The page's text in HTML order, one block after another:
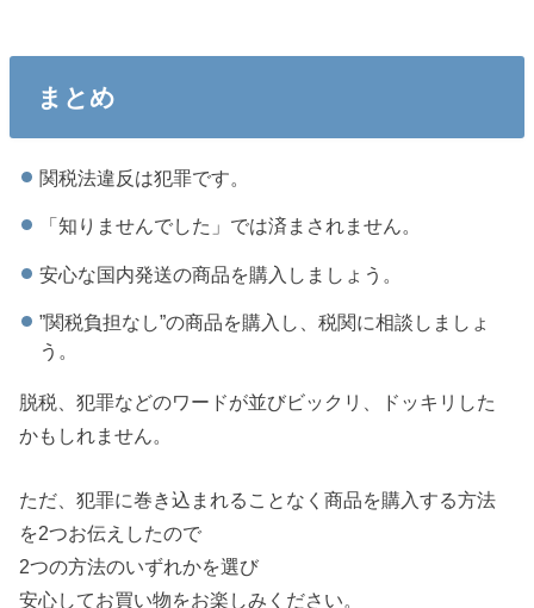
まとめ
関税法違反は犯罪です。
「知りませんでした」では済まされません。
安心な国内発送の商品を購入しましょう。
”関税負担なし”の商品を購入し、税関に相談しましょ
う。
脱税、犯罪などのワードが並びビックリ、ドッキリした
かもしれません。
ただ、犯罪に巻き込まれることなく商品を購入する方法
を2つお伝えしたので
2つの方法のいずれかを選び
安心してお買い物をお楽しみください。